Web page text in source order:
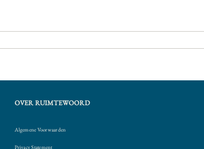
OVER RUIMTEWOORD
Algemene Voorwaarden
Privacy Statement